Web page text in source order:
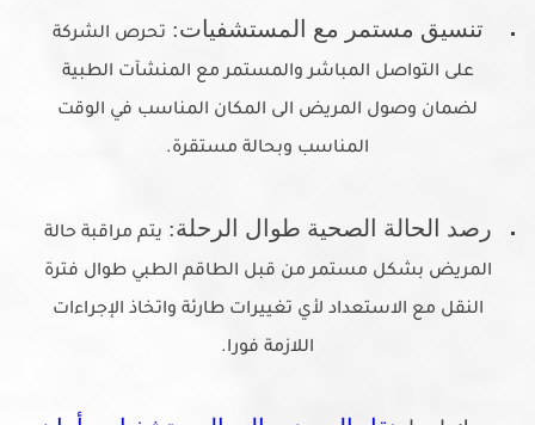
تنسيق مستمر مع المستشفيات: تحرص الشركة
على التواصل المباشر والمستمر مع المنشآت الطبية
لضمان وصول المريض الى المكان المناسب في الوقت
المناسب وبحالة مستقرة.
رصد الحالة الصحية طوال الرحلة: يتم مراقبة حالة
المريض بشكل مستمر من قبل الطاقم الطبي طوال فترة
النقل مع الاستعداد لأي تغييرات طارئة واتخاذ الإجراءات
اللازمة فورا.